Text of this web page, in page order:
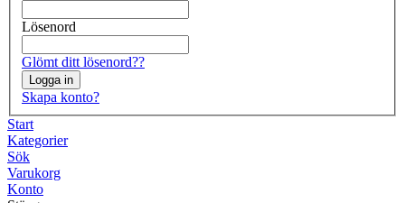
Lösenord
Glömt ditt lösenord??
Logga in
Skapa konto?
Start
Kategorier
Sök
Varukorg
Konto